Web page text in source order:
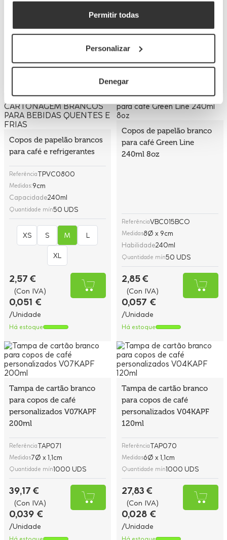
Permitir todas
Personalizar
Denegar
1,59 €
/Unidade
3,15 €
0,063 €
/Unidade
Há estoque
Copos de papelão brancos
para café e refrigerantes
ReferênciaTPVC0800
Medidas:9cm
Capacidade240ml
Quantidade mín50 UDS
XS S M L
XL
2,57 €
(Con IVA)
0,051 €
/Unidade
Há estoque
Copos de papelão branco
para café Green Line
240ml 8oz
ReferênciaVBC015BCO
Medidas8Ø x 9cm
Habilidade240ml
Quantidade mín50 UDS
2,85 €
(Con IVA)
0,057 €
/Unidade
Há estoque
Tampa de cartão branco
para copos de café
personalizados V07KAPF
200ml
ReferênciaTAP071
Medidas7Ø x 1,1cm
Quantidade mín1000 UDS
39,17 €
(Con IVA)
0,039 €
/Unidade
Tampa de cartão branco
para copos de café
personalizados V04KAPF
120ml
ReferênciaTAP070
Medidas6Ø x 1,1cm
Quantidade mín1000 UDS
27,83 €
(Con IVA)
0,028 €
/Unidade